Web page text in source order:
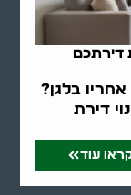
דירתכם
בלגן?
דירת
עוד